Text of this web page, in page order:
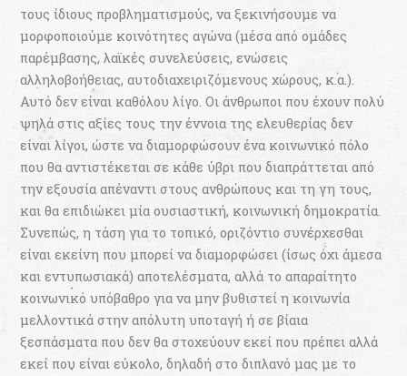
τους ίδιους προβληµατισµούς, να ξεκινήσουµε να
µορφοποιούµε κοινότητες αγώνα (µέσα από οµάδες
παρέµβασης, λαϊκές συνελεύσεις, ενώσεις
αλληλοβοήθειας, αυτοδιαχειριζόµενους χώρους, κ.α.).
Αυτό δεν είναι καθόλου λίγο. Οι άνθρωποι που έχουν πολύ
ψηλά στις αξίες τους την έννοια της ελευθερίας δεν
είναι λίγοι, ώστε να διαµορφώσουν ένα κοινωνικό πόλο
που θα αντιστέκεται σε κάθε ύβρι που διαπράττεται από
την εξουσία απέναντι στους ανθρώπους και τη γη τους,
και θα επιδιώκει µία ουσιαστική, κοινωνική δηµοκρατία.
Συνεπώς, η τάση για το τοπικό, οριζόντιο συνέρχεσθαι
είναι εκείνη που µπορεί να διαµορφώσει (ίσως όχι άµεσα
και εντυπωσιακά) αποτελέσµατα, αλλά το απαραίτητο
κοινωνικό υπόβαθρο για να µην βυθιστεί η κοινωνία
µελλοντικά στην απόλυτη υποταγή ή σε βίαια
ξεσπάσµατα που δεν θα στοχεύουν εκεί που πρέπει αλλά
εκεί που είναι εύκολο, δηλαδή στο διπλανό µας µε το